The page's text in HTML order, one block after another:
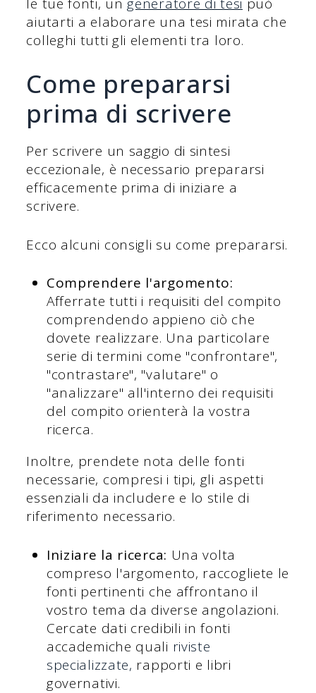
aiutarti a elaborare una tesi mirata che
colleghi tutti gli elementi tra loro.
Come prepararsi
prima di scrivere
Per scrivere un saggio di sintesi
eccezionale, è necessario prepararsi
efficacemente prima di iniziare a
scrivere.
Ecco alcuni consigli su come prepararsi.
Comprendere l'argomento:
Afferrate tutti i requisiti del compito
comprendendo appieno ciò che
dovete realizzare. Una particolare
serie di termini come "confrontare",
"contrastare", "valutare" o
"analizzare" all'interno dei requisiti
del compito orienterà la vostra
ricerca.
Inoltre, prendete nota delle fonti
necessarie, compresi i tipi, gli aspetti
essenziali da includere e lo stile di
riferimento necessario.
Iniziare la ricerca: Una volta
compreso l'argomento, raccogliete le
fonti pertinenti che affrontano il
vostro tema da diverse angolazioni.
Cercate dati credibili in fonti
accademiche quali riviste
specializzate, rapporti e libri
governativi.